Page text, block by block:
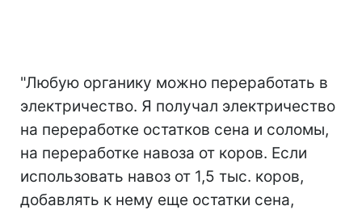
"Любую органику можно переработать в
электричество. Я получал электричество
на переработке остатков сена и соломы,
на переработке навоза от коров. Если
использовать навоз от 1,5 тыс. коров,
добавлять к нему еще остатки сена,